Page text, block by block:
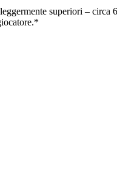
superiori – circa